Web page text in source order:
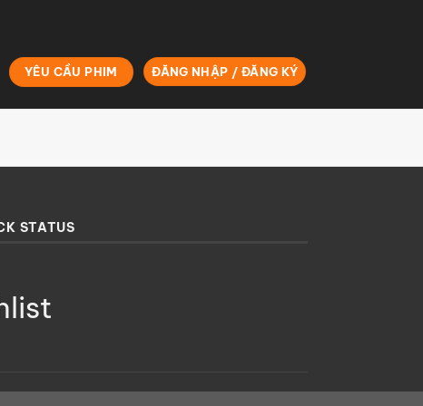
YÊU CẦU PHIM ĐĂNG NHẬP / ĐĂNG KÝ
STATUS